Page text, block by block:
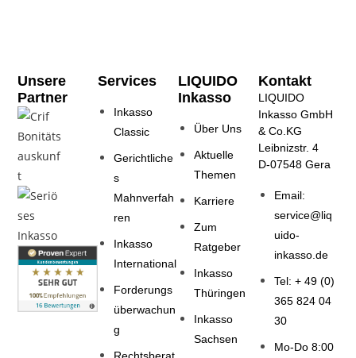
LIQUIDO
Inkasso
Über Uns
Aktuelle
Themen
Karriere
Zum
Ratgeber
Inkasso
Thüringen
Inkasso
Sachsen
Services
Inkasso
Classic
Gerichtliche
s
Mahnverfah
ren
Inkasso
International
Forderungs
überwachun
g
Unsere
Partner
Kontakt
LIQUIDO
Inkasso GmbH
& Co.KG
Leibnizstr. 4
D-07548 Gera
Email:
service@liq
uido-
inkasso.de
Tel: + 49 (0)
365 824 04
30
Mo-Do 8:00